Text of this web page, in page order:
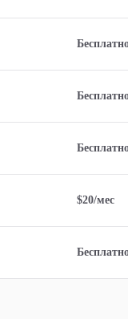
$20/мес